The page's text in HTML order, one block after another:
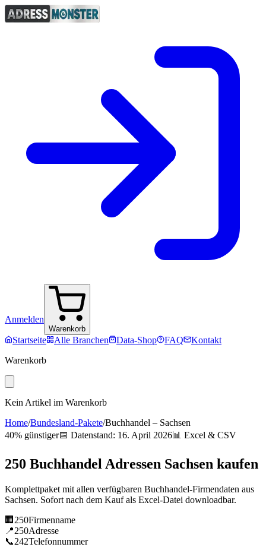
Anmelden
Warenkorb
Startseite Alle Branchen Data-Shop FAQ
Kontakt
Warenkorb
Kein Artikel im Warenkorb
Home/Bundesland-Pakete/Buchhandel – Sachsen
40% günstiger📅 Datenstand: 16. April 2026📊 Excel & CSV
250 Buchhandel Adressen Sachsen kaufen
Komplettpaket mit allen verfügbaren Buchhandel-Firmendaten aus
Sachsen. Sofort nach dem Kauf als Excel-Datei downloadbar.
🏢 250Firmenname
📍250Adresse
📞242Telefonnummer